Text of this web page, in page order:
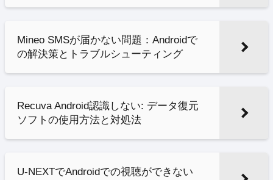
Mineo SMSが届かない問題：Androidで
の解決策とトラブルシューティング
Recuva Android認識しない: データ復元
ソフトの使用方法と対処法
U-NEXTでAndroidでの視聴ができない